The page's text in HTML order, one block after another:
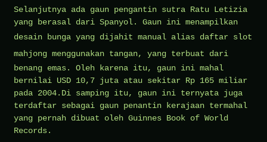
Selanjutnya ada gaun pengantin sutra Ratu Letizia
yang berasal dari Spanyol. Gaun ini menampilkan
desain bunga yang dijahit manual alias daftar slot
mahjong menggunakan tangan, yang terbuat dari
benang emas. Oleh karena itu, gaun ini mahal
bernilai USD 10,7 juta atau sekitar Rp 165 miliar
pada 2004.Di samping itu, gaun ini ternyata juga
terdaftar sebagai gaun penantin kerajaan termahal
yang pernah dibuat oleh Guinnes Book of World
Records.